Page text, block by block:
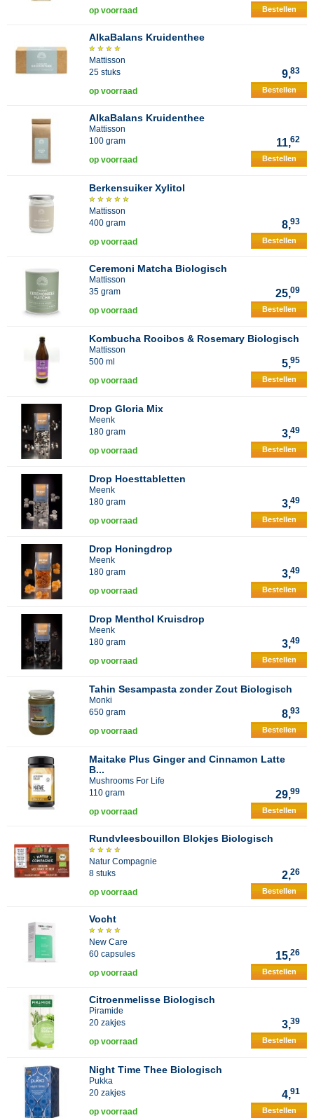
op voorraad Bestellen
AlkaBalans Kruidenthee
Mattisson
25 stuks
9,83
op voorraad Bestellen
AlkaBalans Kruidenthee
Mattisson
100 gram
11,62
op voorraad Bestellen
Berkensuiker Xylitol
Mattisson
400 gram
8,93
op voorraad Bestellen
Ceremoni Matcha Biologisch
Mattisson
35 gram
25,09
op voorraad Bestellen
Kombucha Rooibos & Rosemary Biologisch
Mattisson
500 ml
5,95
op voorraad Bestellen
Drop Gloria Mix
Meenk
180 gram
3,49
op voorraad Bestellen
Drop Hoesttabletten
Meenk
180 gram
3,49
op voorraad Bestellen
Drop Honingdrop
Meenk
180 gram
3,49
op voorraad Bestellen
Drop Menthol Kruisdrop
Meenk
180 gram
3,49
op voorraad Bestellen
Tahin Sesampasta zonder Zout Biologisch
Monki
650 gram
8,93
op voorraad Bestellen
Maitake Plus Ginger and Cinnamon Latte
B...
Mushrooms For Life
110 gram
29,99
op voorraad Bestellen
Rundvleesbouillon Blokjes Biologisch
Natur Compagnie
8 stuks
2,26
op voorraad Bestellen
Vocht
New Care
60 capsules
15,26
op voorraad Bestellen
Citroenmelisse Biologisch
Piramide
20 zakjes
3,39
op voorraad Bestellen
Night Time Thee Biologisch
Pukka
20 zakjes
4,91
op voorraad Bestellen